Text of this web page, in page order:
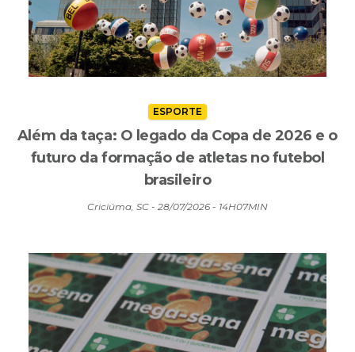
ESPORTE
Além da taça: O legado da Copa de 2026 e o
futuro da formação de atletas no futebol
Criciúma, SC - 28/07/2026 - 14H07MIN